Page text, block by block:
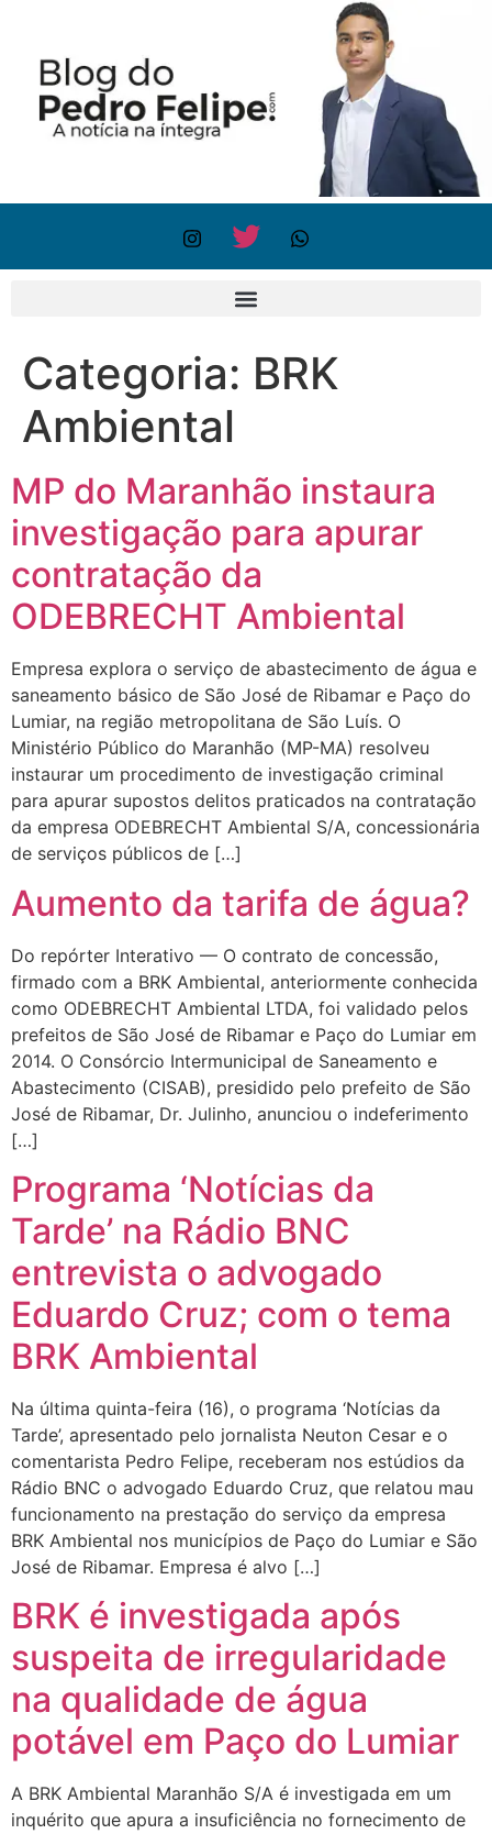
Categoria: BRK
Ambiental
MP do Maranhão instaura
investigação para apurar
contratação da
ODEBRECHT Ambiental
Empresa explora o serviço de abastecimento de água e
saneamento básico de São José de Ribamar e Paço do
Lumiar, na região metropolitana de São Luís. O
Ministério Público do Maranhão (MP-MA) resolveu
instaurar um procedimento de investigação criminal
para apurar supostos delitos praticados na contratação
da empresa ODEBRECHT Ambiental S/A, concessionária
de serviços públicos de […]
Aumento da tarifa de água?
Do repórter Interativo — O contrato de concessão,
firmado com a BRK Ambiental, anteriormente conhecida
como ODEBRECHT Ambiental LTDA, foi validado pelos
prefeitos de São José de Ribamar e Paço do Lumiar em
2014. O Consórcio Intermunicipal de Saneamento e
Abastecimento (CISAB), presidido pelo prefeito de São
José de Ribamar, Dr. Julinho, anunciou o indeferimento
[…]
Programa ‘Notícias da
Tarde’ na Rádio BNC
entrevista o advogado
Eduardo Cruz; com o tema
BRK Ambiental
Na última quinta-feira (16), o programa ‘Notícias da
Tarde’, apresentado pelo jornalista Neuton Cesar e o
comentarista Pedro Felipe, receberam nos estúdios da
Rádio BNC o advogado Eduardo Cruz, que relatou mau
funcionamento na prestação do serviço da empresa
BRK Ambiental nos municípios de Paço do Lumiar e São
José de Ribamar. Empresa é alvo […]
BRK é investigada após
suspeita de irregularidade
na qualidade de água
potável em Paço do Lumiar
A BRK Ambiental Maranhão S/A é investigada em um
inquérito que apura a insuficiência no fornecimento de